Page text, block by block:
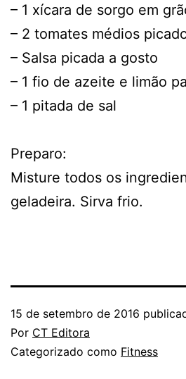
– 1 xícara de sorgo em
– 2 tomates médios
– Salsa picada a gosto
– 1 fio de azeite e limão
– 1 pitada de sal
Preparo:
Misture todos os
geladeira. Sirva frio.
15 de setembro de 2016
Por CT Editora
Categorizado como Fitness